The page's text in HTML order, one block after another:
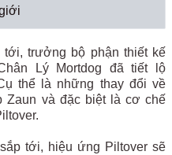
trưởng bộ phận thiết kế
Lý Mortdog đã tiết lộ
thể là những thay đổi về
Zaun và đặc biệt là cơ chế
tới, hiệu ứng Piltover sẽ